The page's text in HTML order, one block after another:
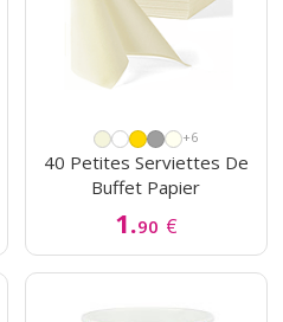
+6
40 Petites Serviettes De
Buffet Papier
1.90 €